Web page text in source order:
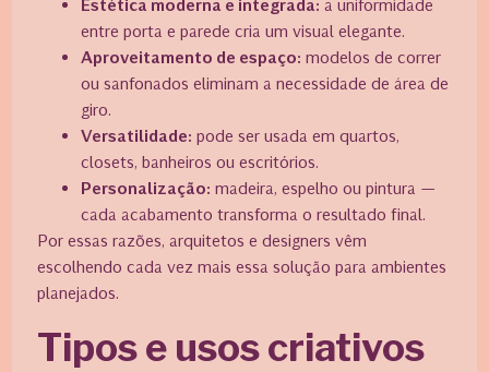
entre porta e parede cria um visual elegante.
Aproveitamento de espaço: modelos de correr
ou sanfonados eliminam a necessidade de área de
giro.
Versatilidade: pode ser usada em quartos,
closets, banheiros ou escritórios.
Personalização: madeira, espelho ou pintura —
cada acabamento transforma o resultado final.
Por essas razões, arquitetos e designers vêm
escolhendo cada vez mais essa solução para ambientes
planejados.
Tipos e usos criativos